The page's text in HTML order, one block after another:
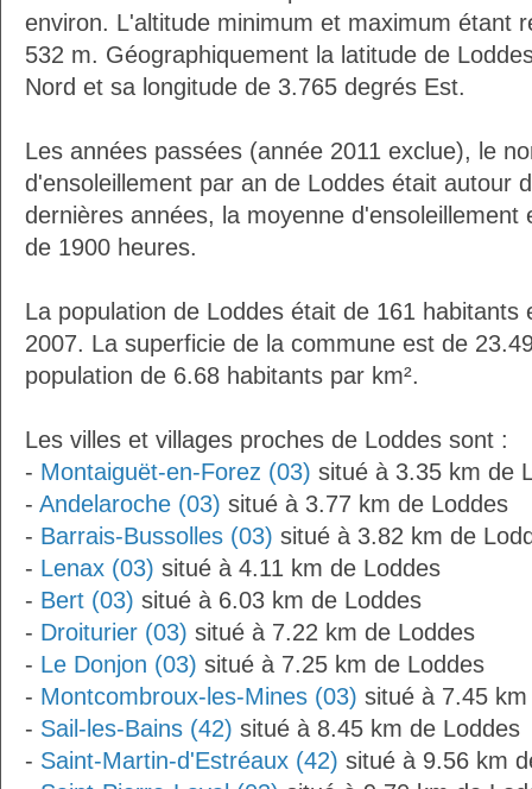
environ. L'altitude minimum et maximum étant
532 m. Géographiquement la latitude de
Nord et sa longitude de 3.765 degrés Est.
Les années passées (année 2011 exclue), le
d'ensoleillement par an de Loddes était autour
dernières années, la moyenne d'ensoleillement
de 1900 heures.
La population de Loddes était de 161 habitants
2007. La superficie de la commune est de
population de 6.68 habitants par km².
Les villes et villages proches de Loddes sont :
- Montaiguët-en-Forez (03) situé à 3.35 km de
- Andelaroche (03) situé à 3.77 km de Loddes
- Barrais-Bussolles (03) situé à 3.82 km de
- Lenax (03) situé à 4.11 km de Loddes
- Bert (03) situé à 6.03 km de Loddes
- Droiturier (03) situé à 7.22 km de Loddes
- Le Donjon (03) situé à 7.25 km de Loddes
- Montcombroux-les-Mines (03) situé à 7.45
- Sail-les-Bains (42) situé à 8.45 km de Loddes
- Saint-Martin-d'Estréaux (42) situé à 9.56 km